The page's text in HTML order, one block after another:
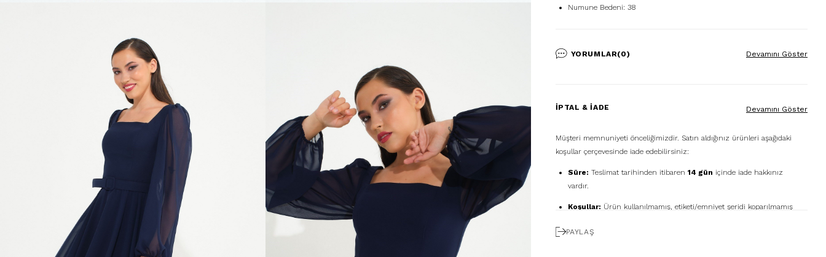
Numune Bedeni: 38
YORUMLAR(0) Devamını Göster
İPTAL & İADE
Müşteri memnuniyeti önceliğimizdir. Satın aldığınız ürünleri aşağıdaki
koşullar çerçevesinde iade edebilirsiniz:
Süre: Teslimat tarihinden itibaren 14 gün içinde iade hakkınız
vardır.
Koşullar: Ürün kullanılmamış, etiketi/emniyet şeridi koparılmamış
Devamını Göster
PAYLAŞ